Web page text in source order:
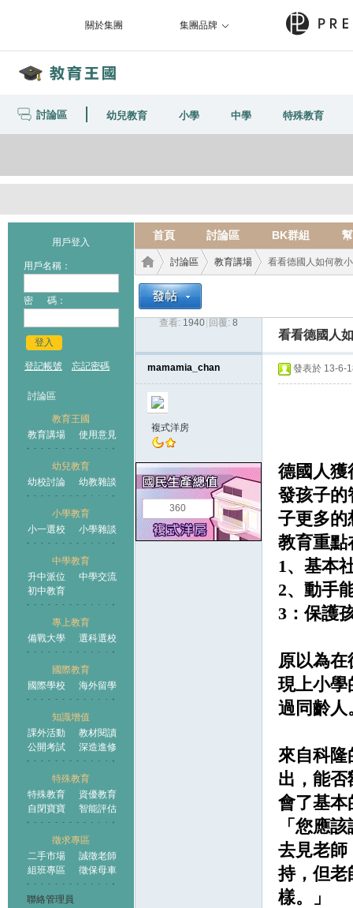
關於集團 集團品牌
討論區 幼兒教育 小學 中學 特殊教育
用戶登入
用戶名稱：
密 碼：
登入
登記帳號 忘記密碼
討論區
教育王國
教育講場
使用意見
幼兒教育
幼校討論
幼教雜談
小學教育
小一選校
小學雜談
中學教育
升中派位
中學交流
初中教育
專上教育
備戰大學
選科選校
國際教育
國際學校
海外留學
知識增值
課外活動
教材閱讀
公開考試
深造進修
特殊教育
特殊教育
資優教育
自閉寶寶
智能評估
徵求專區
二手市場
誠徵老師
組班專區
徵保母車
聯絡管理員
首頁 討論區 BK群組
王國
討論區
›
教育講場 看看德國人如何教
查看: 1940 回覆: 8
看看德國人
mamamia_chan
複式洋房
360
發表於 13-6-
德國人獲
發孩子的
子更多的
教育重點
1、基本
2、動手
3：保護
原以為
現上小學
過同齡人
來自科隆
出，能否
會了基本
「您應
去見老師
持，但老
樣。」